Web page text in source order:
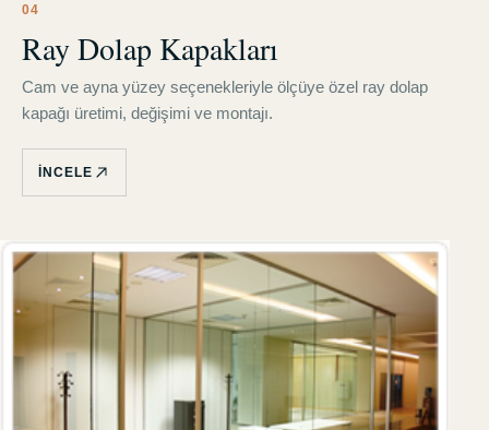
04
Ray Dolap Kapakları
Cam ve ayna yüzey seçenekleriyle ölçüye özel ray dolap
kapağı üretimi, değişimi ve montajı.
İNCELE